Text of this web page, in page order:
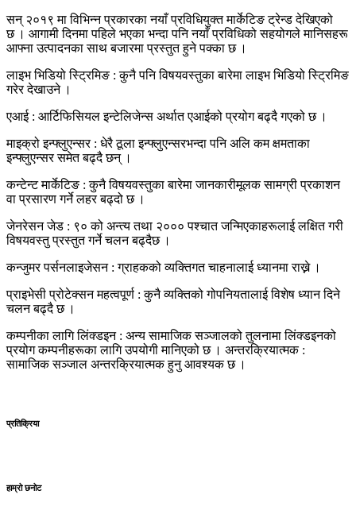
सन् २०१९ मा विभिन्न प्रकारका नयाँ प्रविधियुक्त मार्केटिङ ट्रेन्ड देखिएको
छ । आगामी दिनमा पहिले भएका भन्दा पनि नयाँ प्रविधिको सहयोगले मानिसहरू
आफ्ना उत्पादनका साथ बजारमा प्रस्तुत हुने पक्का छ ।
लाइभ भिडियो स्ट्रिमिङ : कुनै पनि विषयवस्तुका बारेमा लाइभ भिडियो स्ट्रिमिङ
गरेर देखाउने ।
एआई : आर्टिफिसियल इन्टेलिजेन्स अर्थात एआईको प्रयोग बढ्दै गएको छ ।
माइक्रो इन्फ्लुएन्सर : धेरै ठूला इन्फ्लुएन्सरभन्दा पनि अलि कम क्षमताका
इन्फ्लुएन्सर समेत बढ्दै छन् ।
कन्टेन्ट मार्केटिङ : कुनै विषयवस्तुका बारेमा जानकारीमूलक सामग्री प्रकाशन
वा प्रसारण गर्ने लहर बढ्दो छ ।
जेनरेसन जेड : ९० को अन्त्य तथा २००० पश्चात जन्मिएकाहरूलाई लक्षित गरी
विषयवस्तु प्रस्तुत गर्ने चलन बढ्दैछ ।
कन्जुमर पर्सनलाइजेसन : ग्राहकको व्यक्तिगत चाहनालाई ध्यानमा राख्ने ।
प्राइभेसी प्रोटेक्सन महत्वपूर्ण : कुनै व्यक्तिको गोपनियतालाई विशेष ध्यान दिने
चलन बढ्दै छ ।
कम्पनीका लागि लिंक्डइन : अन्य सामाजिक सञ्जालको तुलनामा लिंक्डइनको
प्रयोग कम्पनीहरूका लागि उपयोगी मानिएको छ । अन्तरक्रियात्मक :
सामाजिक सञ्जाल अन्तरक्रियात्मक हुनु आवश्यक छ ।
प्रतिक्रिया
हाम्रो छनोट